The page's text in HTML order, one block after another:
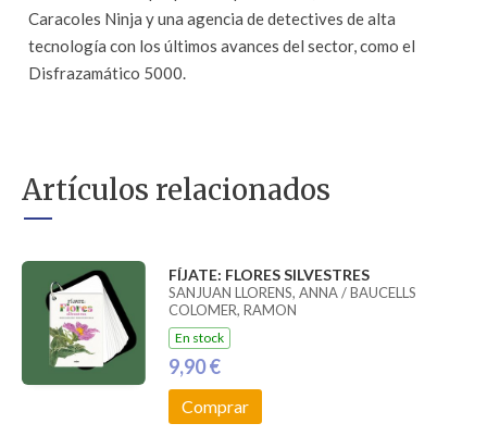
Caracoles Ninja y una agencia de detectives de alta
tecnología con los últimos avances del sector, como el
Disfrazamático 5000.
Artículos relacionados
FÍJATE: FLORES SILVESTRES
SANJUAN LLORENS, ANNA / BAUCELLS
COLOMER, RAMON
En stock
9,90 €
Comprar